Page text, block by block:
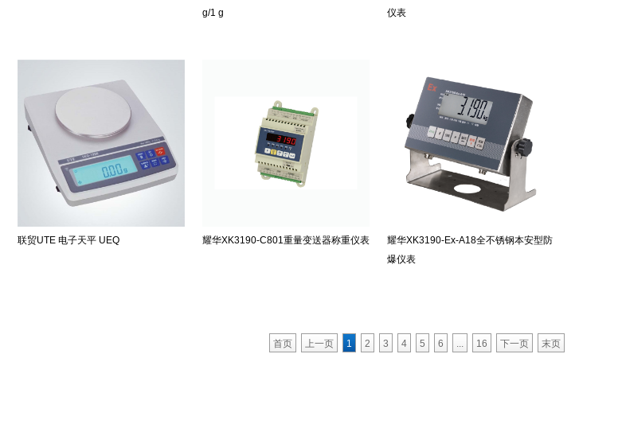
g/1 g
仪表
联贸UTE 电子天平 UEQ 耀华XK3190-C801重量变送器称重仪表
耀华XK3190-Ex-A18全不锈钢本安型防
爆仪表
首页 上一页 1 2 3 4 5 6 ... 16 下一页 末页